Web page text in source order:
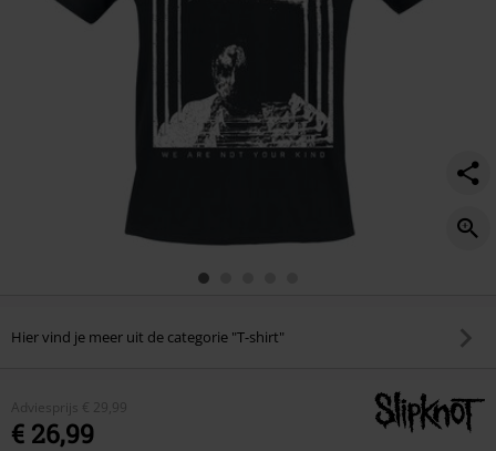
Hier vind je meer uit de categorie "T-shirt"
Adviesprijs € 29,99
€ 26,99